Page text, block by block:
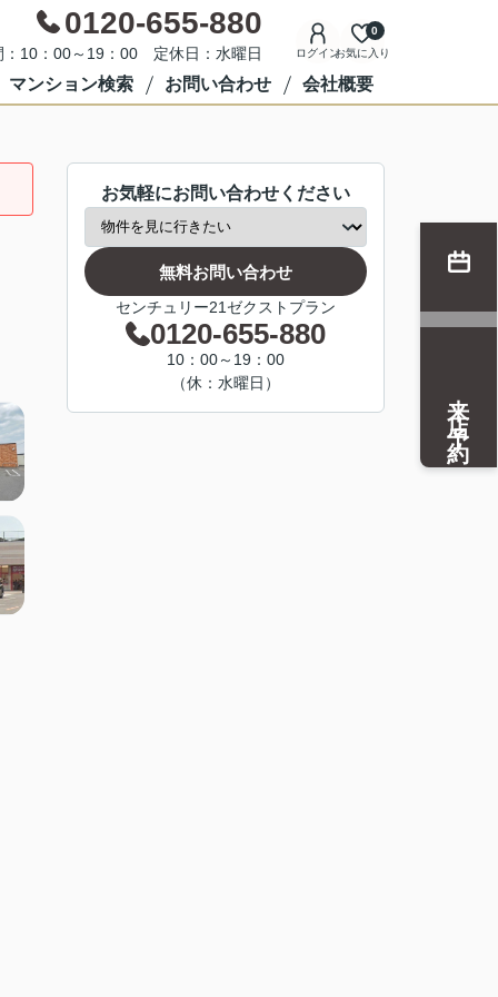
0120-655-880
：10：00～19：00 定休日：水曜日 ログインお気に入り
0
マンション検索 お問い合わせ 会社概要
お気軽にお問い合わせください
無料お問い合わせ
センチュリー21ゼクストプラン
0120-655-880
10：00～19：00
（休：水曜日）
来店予約